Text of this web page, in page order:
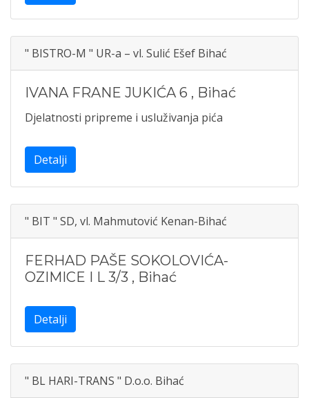
" BISTRO-M " UR-a – vl. Sulić Ešef Bihać
IVANA FRANE JUKIĆA 6 , Bihać
Djelatnosti pripreme i usluživanja pića
Detalji
" BIT " SD, vl. Mahmutović Kenan-Bihać
FERHAD PAŠE SOKOLOVIĆA-
OZIMICE I L 3/3 , Bihać
Detalji
" BL HARI-TRANS " D.o.o. Bihać